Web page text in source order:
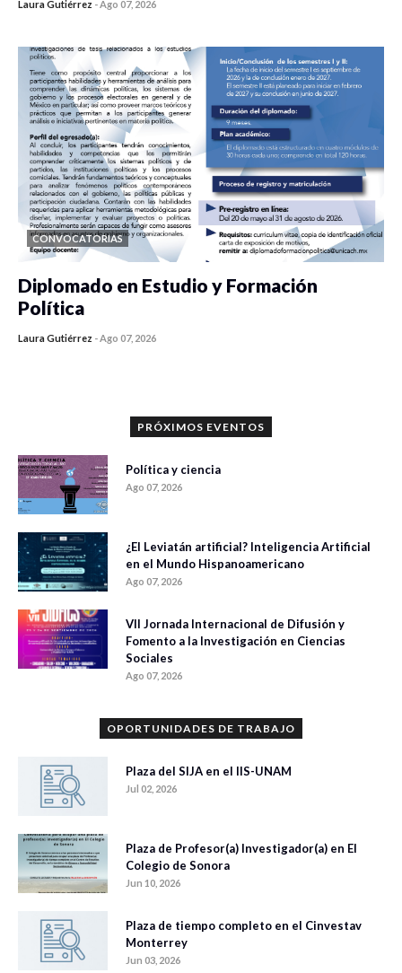
Laura Gutiérrez -Ago 07, 2026
CONVOCATORIAS
Diplomado en Estudio y Formación
Política
Laura Gutiérrez -Ago 07, 2026
PRÓXIMOS EVENTOS
Política y ciencia
Ago 07, 2026
¿El Leviatán artificial? Inteligencia Artificial
en el Mundo Hispanoamericano
Ago 07, 2026
VII Jornada Internacional de Difusión y
Fomento a la Investigación en Ciencias
Sociales
Ago 07, 2026
OPORTUNIDADES DE TRABAJO
Plaza del SIJA en el IIS-UNAM
Jul 02, 2026
Plaza de Profesor(a) Investigador(a) en El
Colegio de Sonora
Jun 10, 2026
Plaza de tiempo completo en el Cinvestav
Monterrey
Jun 03, 2026